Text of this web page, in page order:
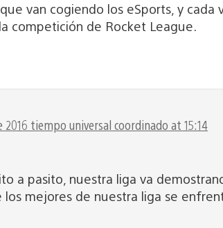
van cogiendo los eSports, y cada
competición de Rocket League.
tiempo universal coordinado at 15:14
a pasito, nuestra liga va
los mejores de nuestra liga se